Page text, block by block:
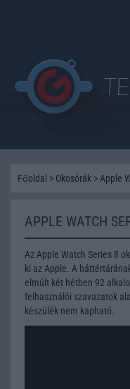
Főoldal > Okosórák > Apple
APPLE WATCH
Az Apple Watch Series 8
ki az Apple. A
elmúlt két hétben 92
felhasználói szavazatok
készülék nem kapható.